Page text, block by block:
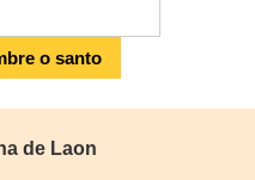
de Laon